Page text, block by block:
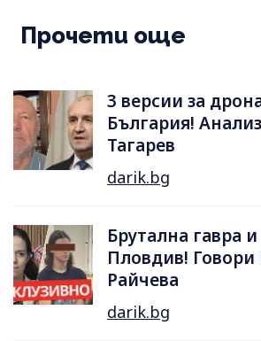
Прочети още
3 версии за
България!
Тагарев
darik.bg
Брутална гавра
Пловдив! Говори
Райчева
darik.bg